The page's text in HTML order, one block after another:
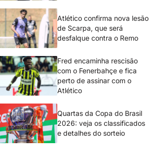
Atlético confirma nova lesão
de Scarpa, que será
desfalque contra o Remo
Fred encaminha rescisão
com o Fenerbahçe e fica
perto de assinar com o
Atlético
Quartas da Copa do Brasil
2026: veja os classificados
e detalhes do sorteio